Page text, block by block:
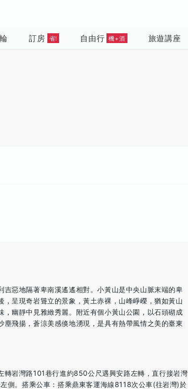
訂房 省! 自由行 機+酒 旅遊講座
惡地隔著卑南溪遙遙相對。小黃山是中央山脈末端的卑
呈現奇岩聳立的景象，黃土赤裸，山峰崢嶸，猶如黃山
幽靜中見雅緻秀麗。附近有個小黃山公園，以石頭砌成
飛揚，蒼涼美感倏地湧現，是具有熱帶風情之美的臺東
轉岩灣路101巷行進約850公尺遇興安路左轉，直行接岩灣
側。搭乘公車：搭乘鼎東客運海線8118次公車(往岩灣)於